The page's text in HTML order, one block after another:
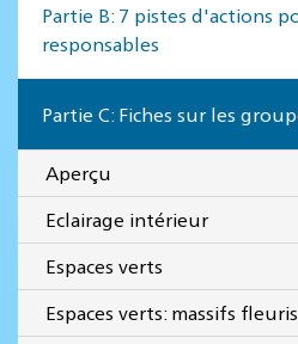
Par­tie B: 7 pistes d'actions
responsables
Partie C: Fiches sur les
Aperçu
Eclairage intérieur
Espaces verts
Espaces verts: massifs fleuris